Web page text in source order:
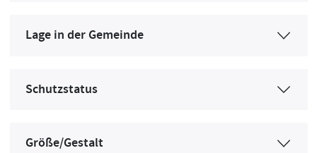
Lage in der Gemeinde
Schutzstatus
Größe/Gestalt